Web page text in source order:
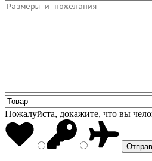
Пожалуйста, докажите, что вы